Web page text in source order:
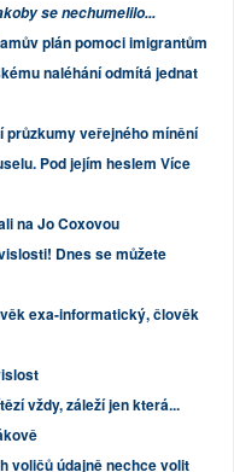
se nechumelilo...
plán pomoci imigrantům
naléhání odmítá jednat
veřejného mínění
Pod jejím heslem Více
na Jo Coxovou
Dnes se můžete
exa-informatický, člověk
vždy, záleží jen která...
voličů údajně nechce volit